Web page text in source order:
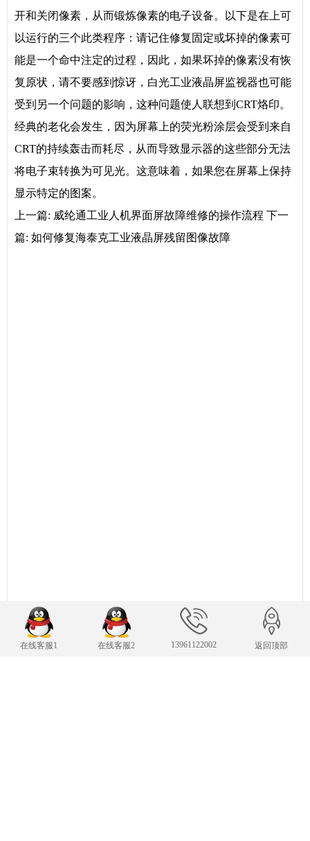
开和关闭像素，从而锻炼像素的电子设备。以下是在上可
以运行的三个此类程序：请记住修复固定或坏掉的像素可
能是一个命中注定的过程，因此，如果坏掉的像素没有恢
复原状，请不要感到惊讶，白光工业液晶屏监视器也可能
受到另一个问题的影响，这种问题使人联想到CRT烙印。
经典的老化会发生，因为屏幕上的荧光粉涂层会受到来自
CRT的持续轰击而耗尽，从而导致显示器的这些部分无法
将电子束转换为可见光。这意味着，如果您在屏幕上保持
显示特定的图案。
上一篇: 威纶通工业人机界面屏故障维修的操作流程 下一
篇: 如何修复海泰克工业液晶屏残留图像故障
在线客服1 在线客服2 13961122002 返回顶部